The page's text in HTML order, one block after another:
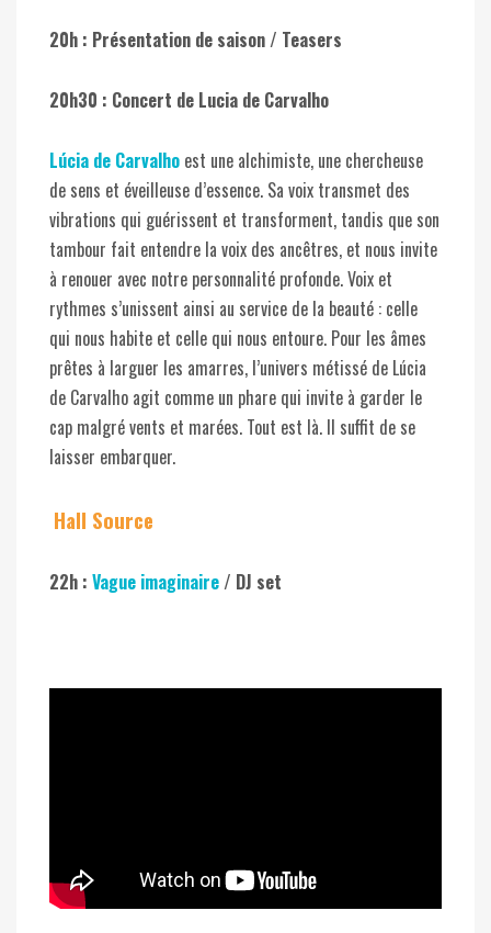
20h : Présentation de saison / Teasers
20h30 : Concert de Lucia de Carvalho
Lúcia de Carvalho est une alchimiste, une chercheuse
de sens et éveilleuse d’essence. Sa voix transmet des
vibrations qui guérissent et transforment, tandis que son
tambour fait entendre la voix des ancêtres, et nous invite
à renouer avec notre personnalité profonde. Voix et
rythmes s’unissent ainsi au service de la beauté : celle
qui nous habite et celle qui nous entoure. Pour les âmes
prêtes à larguer les amarres, l’univers métissé de Lúcia
de Carvalho agit comme un phare qui invite à garder le
cap malgré vents et marées. Tout est là. Il suffit de se
laisser embarquer.
Hall Source
22h : Vague imaginaire/ DJ set